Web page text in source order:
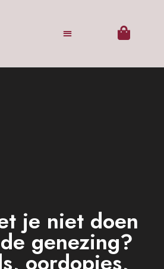
je niet doen
genezing?
oordopjes,